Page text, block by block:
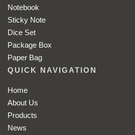
Notebook
Sticky Note
Dice Set
Package Box
Paper Bag
QUICK NAVIGATION
Home
About Us
Products
News